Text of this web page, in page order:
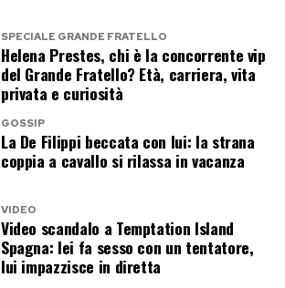
SPECIALE GRANDE FRATELLO
Helena Prestes, chi è la concorrente vip
del Grande Fratello? Età, carriera, vita
privata e curiosità
GOSSIP
La De Filippi beccata con lui: la strana
coppia a cavallo si rilassa in vacanza
VIDEO
Video scandalo a Temptation Island
Spagna: lei fa sesso con un tentatore,
lui impazzisce in diretta